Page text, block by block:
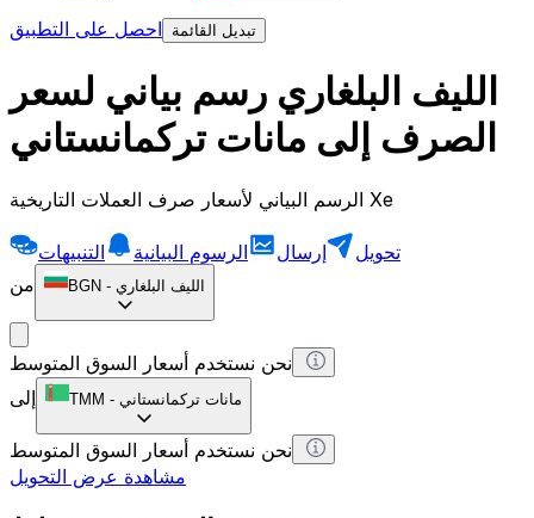
احصل على التطبيق
تبديل القائمة
الليف البلغاري رسم بياني لسعر
الصرف إلى مانات تركمانستاني
الرسم البياني لأسعار صرف العملات التاريخية Xe
تحويل إرسال الرسوم البيانية
التنبيهات
من
BGN - الليف البلغاري
نحن نستخدم أسعار السوق المتوسط
إلى
TMM - مانات تركمانستاني
نحن نستخدم أسعار السوق المتوسط
مشاهدة عرض التحويل